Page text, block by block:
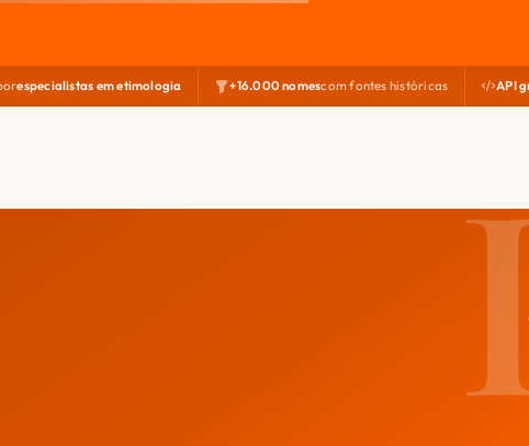
especialistas em etimologia +16.000 nomescom fontes históricas API